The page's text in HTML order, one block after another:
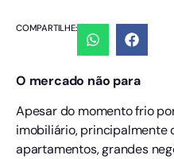
COMPARTILHE:
O mercado não para
Apesar do momento frio
imobiliário, principalmente
apartamentos, grandes